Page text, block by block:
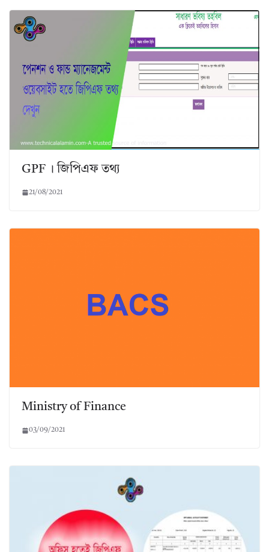
GPF । জিপিএফ তথ্য
21/08/2021
Ministry of Finance
03/09/2021